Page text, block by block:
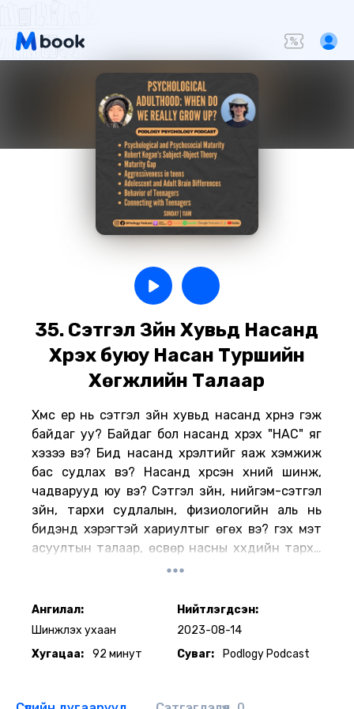
35. Сэтгэл Зүйн Хувьд Насанд
Хүрэх буюу Насан Туршийн
Хөгжлийн Талаар
Хүмүүс ер нь сэтгэл зүйн хувьд насанд хүрнэ гэж
байдаг уу? Байдаг бол насанд хүрэх "НАС" яг
хэзээ вэ? Бид насанд хүрэлтийг яаж хэмжиж
бас судлах вэ? Насанд хүрсэн хүний шинж,
чадварууд юу вэ? Сэтгэл зүйн, нийгэм-сэтгэл
зүйн, тархи судлалын, физиологийн аль нь
бидэнд хэрэгтэй хариултыг өгөх вэ? гэх мэт
асуултын талаар, өсвөр насны хүүхдийн тархи
ба насанд хүрэгчдийн тархины хөгжлийн
References:
Fossas, A. Psychological Maturity Predicts
20, 1933–1952 (2019).
Ангилал:
Шинжлэх ухаан
Хугацаа:
92 минут
Нийтлэгдсэн:
2023-08-14
Суваг:
Podlogy Podcast